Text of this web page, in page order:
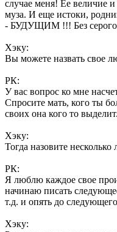
случае меня! Ее величие и
муза. И еще истоки,
- БУДУЩИМ !!! Без серого
Хэку:
Вы можете назвать свое
РК:
У вас вопрос ко мне
Спросите мать, кого ты
своих она кого то
Хэку:
Тогда назовите
РК:
Я люблю каждое свое
начинаю писать
т.д. и опять до
Хэку: